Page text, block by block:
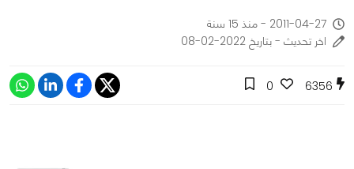
2011-04-27 - منذ 15 سنة
اخر تحديث - بتاريخ 2022-02-08
6356
0